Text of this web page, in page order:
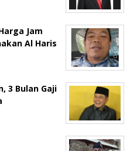
Jam
Al Haris
3 Bulan Gaji